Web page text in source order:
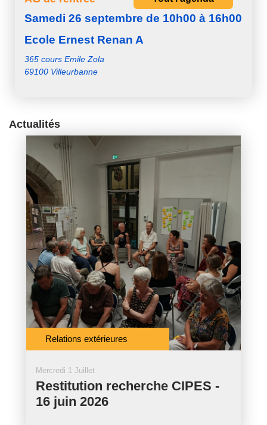
Samedi 26 septembre de 10h00 à 16h00
Ecole Ernest Renan A
365 cours Emile Zola
69100 Villeurbanne
Actualités
Relations extérieures
Mercredi 1 Juillet
Restitution recherche CIPES -
16 juin 2026